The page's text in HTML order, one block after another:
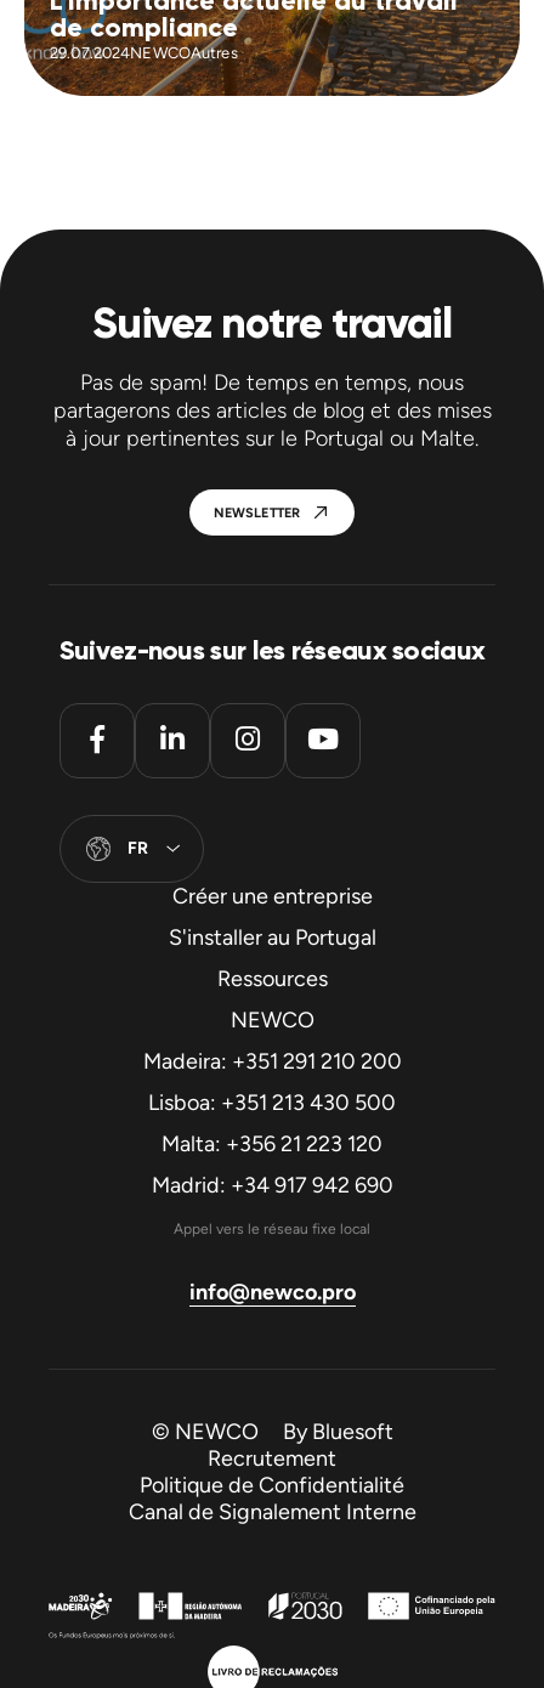
de compliance
29.07.2024NEWCOAutres
Suivez notre travail
Pas de spam! De temps en temps, nous
partagerons des articles de blog et des mises
à jour pertinentes sur le Portugal ou Malte.
NEWSLETTER
Suivez-nous sur les réseaux sociaux
FR
Créer une entreprise
S'installer au Portugal
Ressources
NEWCO
Madeira: +351 291 210 200
Lisboa: +351 213 430 500
Malta: +356 21 223 120
Madrid: +34 917 942 690
Appel vers le réseau fixe local
info@newco.pro
© NEWCO ByBluesoft
Recrutement
Politique de Confidentialité
Canal de Signalement Interne